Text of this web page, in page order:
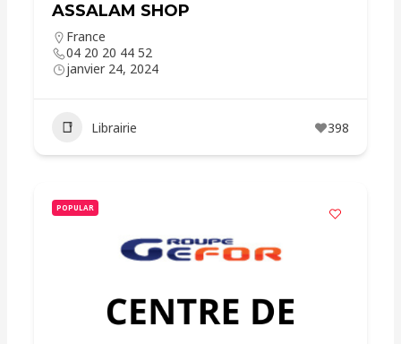
ASSALAM SHOP
France
04 20 20 44 52
janvier 24, 2024
Librairie 398
POPULAR